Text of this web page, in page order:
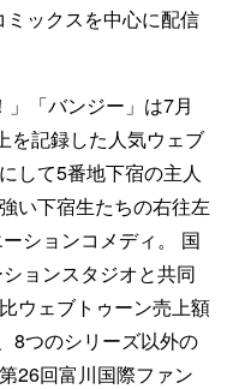
ックスを中心に配信
「バンジー」は7月
を記録した人気ウェブ
して5番地下宿の主人
い下宿生たちの右往左
ションコメディ。 国
ョンスタジオと共同
ウェブトゥーン売上額
8つのシリーズ以外の
26回富川国際ファン